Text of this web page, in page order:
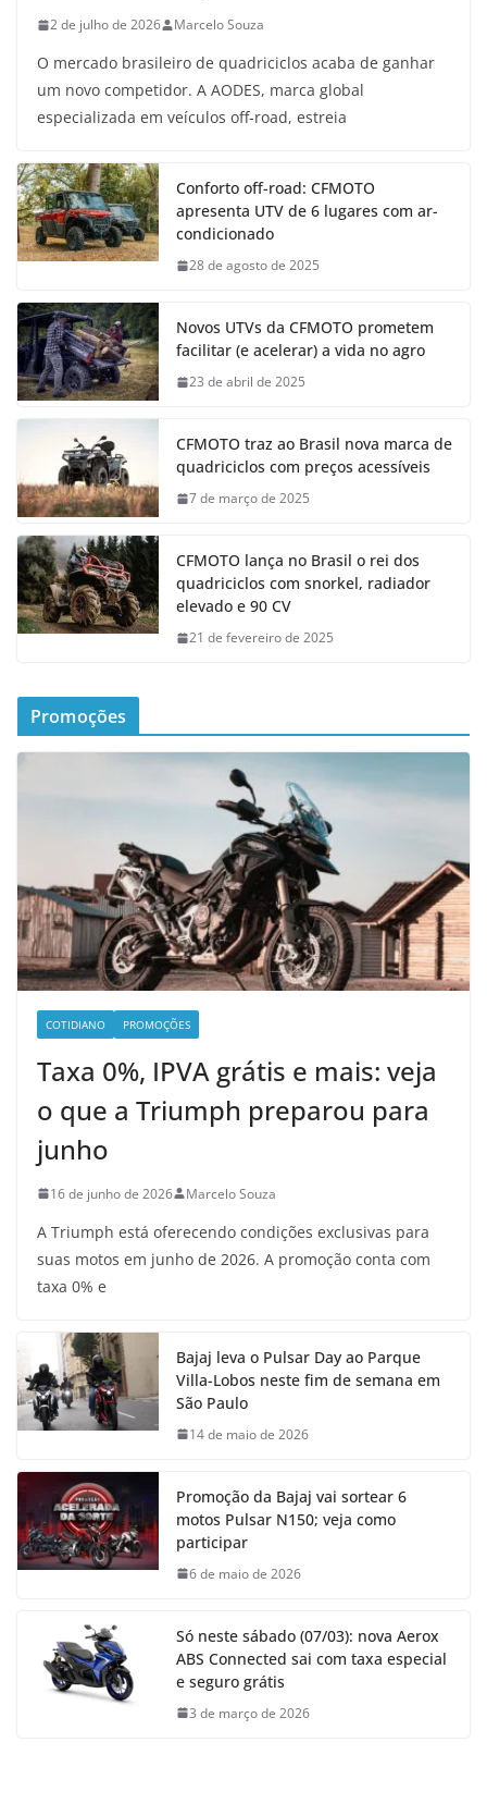
2 de julho de 2026 Marcelo Souza
O mercado brasileiro de quadriciclos acaba de ganhar
um novo competidor. A AODES, marca global
especializada em veículos off-road, estreia
Conforto off-road: CFMOTO
apresenta UTV de 6 lugares com ar-
condicionado
28 de agosto de 2025
Novos UTVs da CFMOTO prometem
facilitar (e acelerar) a vida no agro
23 de abril de 2025
CFMOTO traz ao Brasil nova marca de
quadriciclos com preços acessíveis
7 de março de 2025
CFMOTO lança no Brasil o rei dos
quadriciclos com snorkel, radiador
elevado e 90 CV
21 de fevereiro de 2025
Promoções
COTIDIANO PROMOÇÕES
Taxa 0%, IPVA grátis e mais: veja
o que a Triumph preparou para
junho
16 de junho de 2026 Marcelo Souza
A Triumph está oferecendo condições exclusivas para
suas motos em junho de 2026. A promoção conta com
taxa 0% e
Bajaj leva o Pulsar Day ao Parque
Villa-Lobos neste fim de semana em
São Paulo
14 de maio de 2026
Promoção da Bajaj vai sortear 6
motos Pulsar N150; veja como
participar
6 de maio de 2026
Só neste sábado (07/03): nova Aerox
ABS Connected sai com taxa especial
e seguro grátis
3 de março de 2026